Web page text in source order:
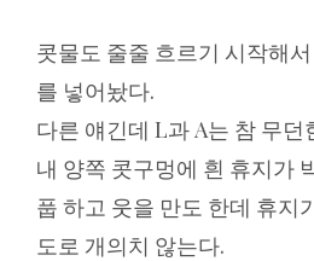
콧물도 줄줄 흐르기 시작해
를 넣어놨다.
다른 얘긴데 L과 A는 참 무던
내 양쪽 콧구멍에 흰 휴지가
풉 하고 웃을 만도 한데 휴지
도로 개의치 않는다.